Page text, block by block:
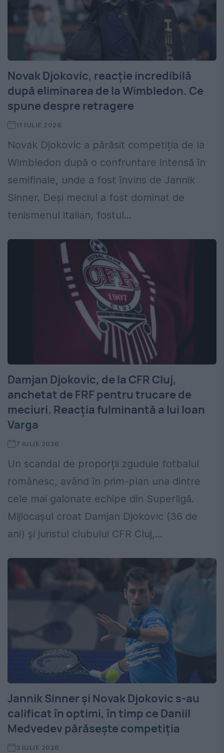
Novak Djokovic, reacție incredibilă
după eliminarea de la Wimbledon. Ce
spune despre retragere
11 IULIE 2026
Novak Djokovic a părăsit competiția de la
Wimbledon după o confruntare intensă în
semifinale, unde a fost învins de Jannik
Sinner. Deși meciul a fost dominat de
tenismenul italian, fostul...
Damjan Djokovic, de la CFR Cluj,
anchetat de FRF pentru trucare de
meciuri. Reacția fulminantă a lui Ioan
Varga
7 IULIE 2026
Un scandal de proporții zguduie fotbalul
românesc, având în prim-plan una dintre
cele mai galonate echipe din Superligă.
Mijlocașul croat Damjan Djokovic (36 de
ani) și juristul clubului CFR Cluj,...
Jannik Sinner și Novak Djokovic s-au
calificat în optimi, în timp ce Daniil
Medvedev părăsește competiția
3 IULIE 2026